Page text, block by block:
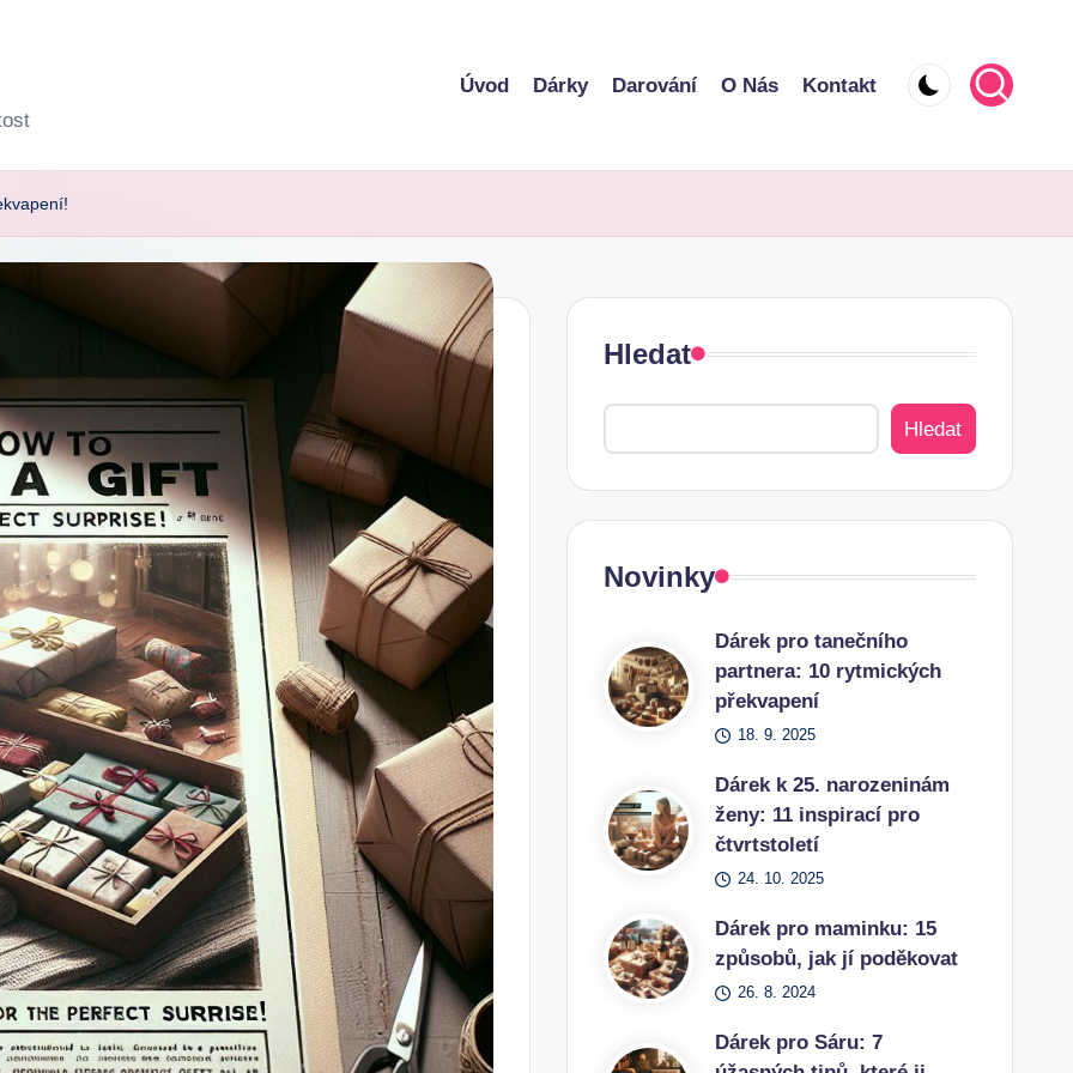
Úvod Dárky Darování O Nás Kontakt
Hledat
Hledat
Novinky
Dárek pro tanečního
partnera: 10 rytmických
překvapení
18. 9. 2025
Dárek k 25. narozeninám
ženy: 11 inspirací pro
čtvrtstoletí
24. 10. 2025
Dárek pro maminku: 15
způsobů, jak jí poděkovat
26. 8. 2024
Dárek pro Sáru: 7